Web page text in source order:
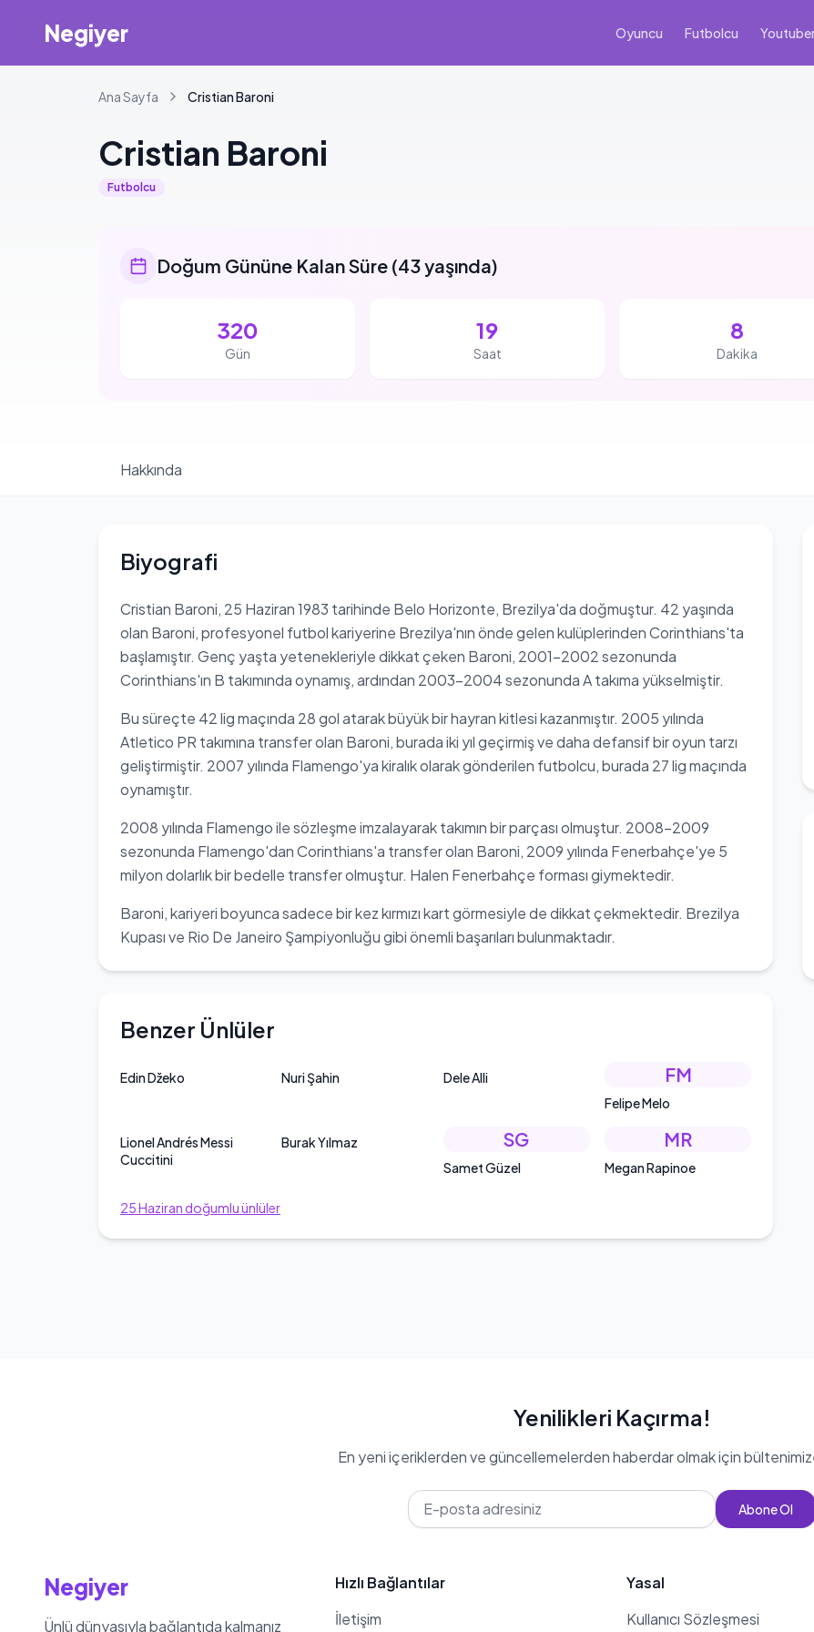
Negiyer Oyuncu Futbolcu
Ana Sayfa CristianBaroni
Cristian Baroni
Futbolcu
Doğum Gününe Kalan Süre (43 yaşında)
320
Gün
19
Saat
8
Dakika
Hakkında
Biyografi
Cristian Baroni, 25 Haziran 1983 tarihinde Belo Horizonte, Brezilya'da doğmuştur. 42 yaşında
olan Baroni, profesyonel futbol kariyerine Brezilya'nın önde gelen kulüplerinden Corinthians'ta
başlamıştır. Genç yaşta yetenekleriyle dikkat çeken Baroni, 2001-2002 sezonunda
Corinthians'ın B takımında oynamış, ardından 2003-2004 sezonunda A takıma yükselmiştir.
Bu süreçte 42 lig maçında 28 gol atarak büyük bir hayran kitlesi kazanmıştır. 2005 yılında
Atletico PR takımına transfer olan Baroni, burada iki yıl geçirmiş ve daha defansif bir oyun tarzı
geliştirmiştir. 2007 yılında Flamengo'ya kiralık olarak gönderilen futbolcu, burada 27 lig maçında
oynamıştır.
2008 yılında Flamengo ile sözleşme imzalayarak takımın bir parçası olmuştur. 2008-2009
sezonunda Flamengo'dan Corinthians'a transfer olan Baroni, 2009 yılında Fenerbahçe'ye 5
milyon dolarlık bir bedelle transfer olmuştur. Halen Fenerbahçe forması giymektedir.
Baroni, kariyeri boyunca sadece bir kez kırmızı kart görmesiyle de dikkat çekmektedir. Brezilya
Kupası ve Rio De Janeiro Şampiyonluğu gibi önemli başarıları bulunmaktadır.
Benzer Ünlüler
Edin Džeko Nuri Şahin Dele Alli FM
Felipe Melo
Lionel Andrés Messi
Cuccitini
Burak Yılmaz SG
Samet Güzel
MR
Megan Rapinoe
25Haziran doğumlu ünlüler
Yenilikleri Kaçırma!
En yeni içeriklerden ve güncellemelerden haberdar olmak için
Abone Ol
Negiyer
Ünlü dünyasıyla bağlantıda kalmanız
Hızlı Bağlantılar
İletişim
Yasal
Kullanıcı Sözleşmesi